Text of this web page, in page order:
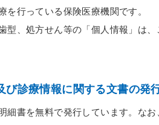
行っている保険医療機関です。
型、処方せん等の「個人情報」は、
び診療情報に関する文書の発
書を無料で発行しています。なお